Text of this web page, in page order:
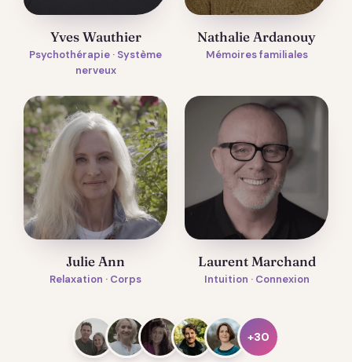
Yves Wauthier
Psychothérapie · Système
nerveux
Nathalie Ardanouy
Mémoires familiales
Julie Ann
Relaxation · Corps
Laurent Marchand
Intuition · Connexion
+30